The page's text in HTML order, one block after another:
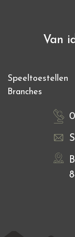
Van
Speeltoestellen
Branches